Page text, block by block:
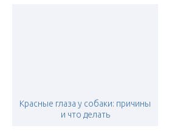
Красные глаза у собаки: причины
и что делать